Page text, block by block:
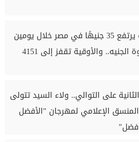
الذهب يرتفع 35 جنيهًا في مصر خلال يومين
رغم قوة الجنيه.. والأوقية تقفز إلى 4151
على التوالي.. ولاء السيد تتولى
الإعلامي لمهرجان "الأفضل